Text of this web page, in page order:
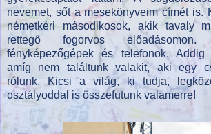
nevemet, sőt a mesekönyveim címét is.
németkéri másodikosok, akik tavaly
rettegő fogorvos
fényképezőgépek és telefonok. Addig
amíg nem találtunk valakit, aki egy
rólunk. Kicsi a világ, ki tudja,
osztályoddal is összefutunk valamerre!